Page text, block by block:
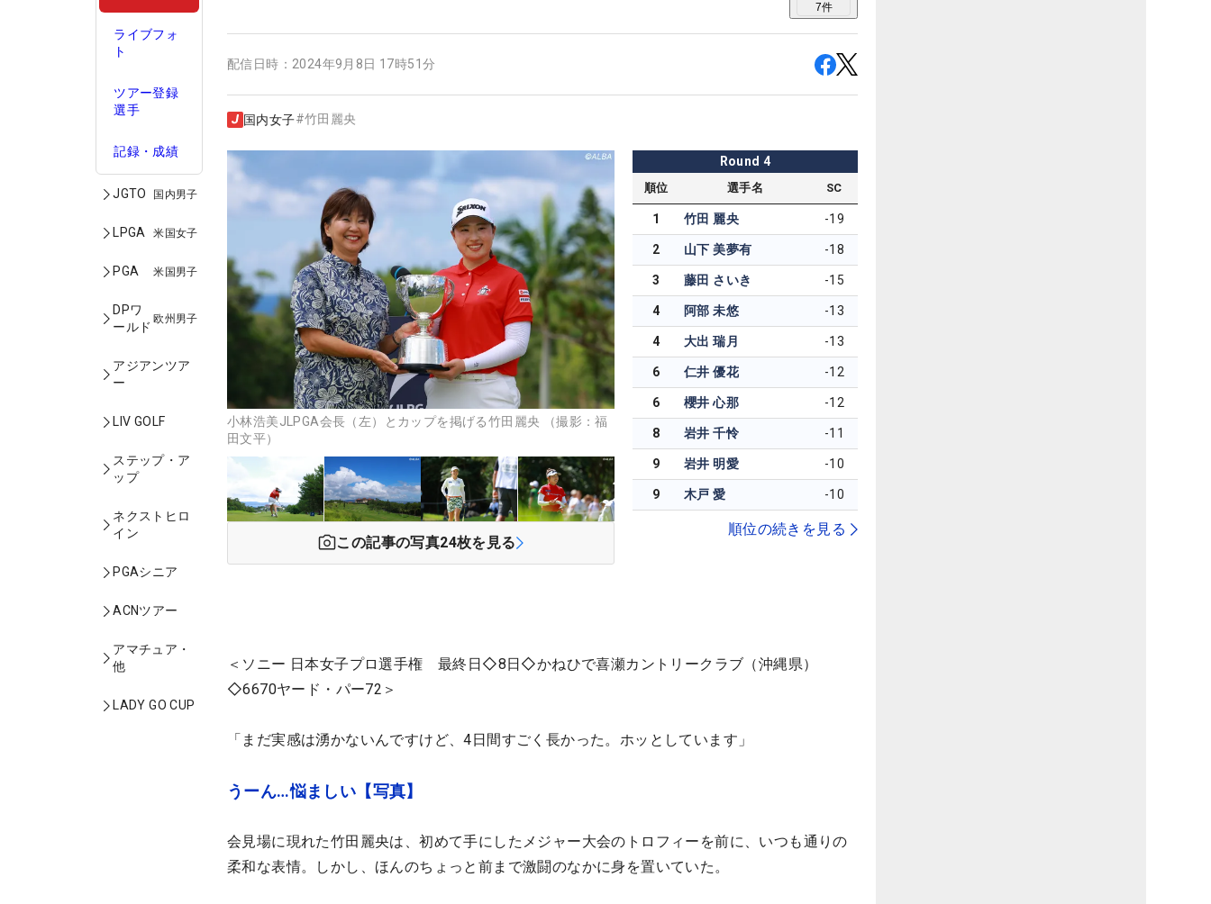
ライブフォ
ト
ツアー登録
選手
記録・成績
JGTO 国内男子
LPGA 米国女子
PGA 米国男子
DPワ
ールド
欧州男子
アジアンツア
ー
LIV GOLF
ステップ・ア
ップ
ネクストヒロ
イン
PGAシニア
ACNツアー
アマチュア・
他
LADY GO CUP
7件
配信日時： 2024年9月8日 17時51分
国内女子#竹田麗央
小林浩美JLPGA会長（左）とカップを掲げる竹田麗央 （撮影：福
田文平）
この記事の写真24枚を見る
Round 4
順位 選手名 SC
1 竹田 麗央 -19
2 山下 美夢有 -18
3 藤田 さいき -15
4 阿部 未悠 -13
4 大出 瑞月 -13
6 仁井 優花 -12
6 櫻井 心那 -12
8 岩井 千怜 -11
9 岩井 明愛 -10
9 木戸 愛 -10
順位の続きを見る
＜ソニー 日本女子プロ選手権 最終日◇8日◇かねひで喜瀬カントリークラブ（沖縄県）
◇6670ヤード・パー72＞
「まだ実感は湧かないんですけど、4日間すごく長かった。ホッとしています」
うーん…悩ましい【写真】
会見場に現れた竹田麗央は、初めて手にしたメジャー大会のトロフィーを前に、いつも通りの
柔和な表情。しかし、ほんのちょっと前まで激闘のなかに身を置いていた。